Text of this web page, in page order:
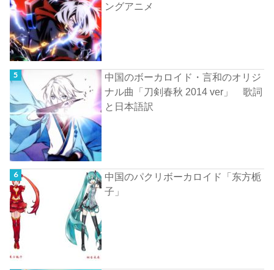
ングアニメ
中国のボーカロイド・言和のオリジ
ナル曲「刀剣春秋 2014 ver」 歌詞
と日本語訳
中国のパクリボーカロイド「东方栀
子」